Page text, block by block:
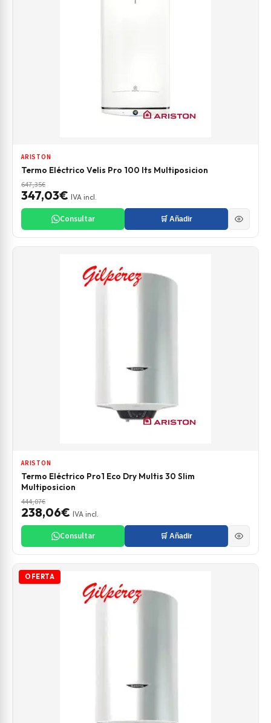
ARISTON
Termo Eléctrico Velis Pro 100 lts Multiposicion
647,35€
347,03€ IVA incl.
Consultar 🛒 Añadir
ARISTON
Termo Eléctrico Pro1 Eco Dry Multis 30 Slim
Multiposicion
444,07€
238,06€ IVA incl.
Consultar 🛒 Añadir
OFERTA